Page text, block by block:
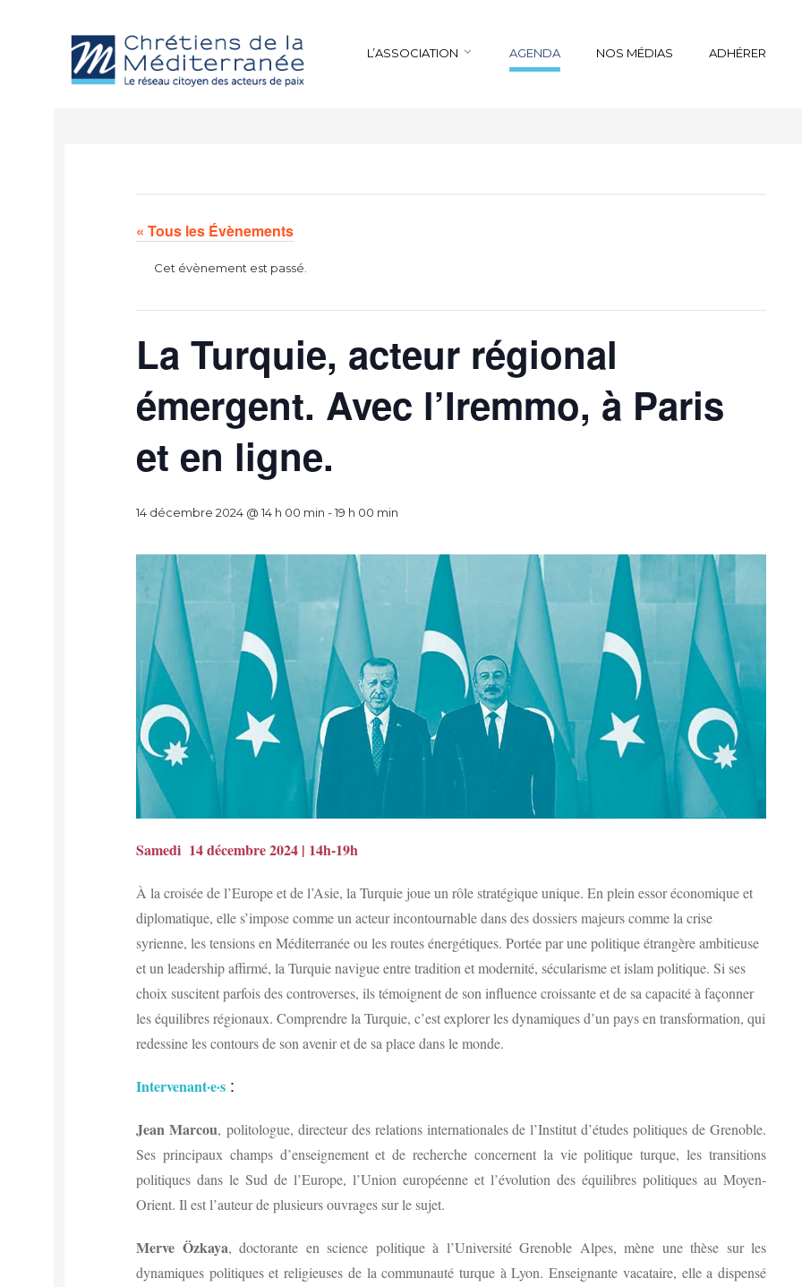
L’ASSOCIATION AGENDA NOS MÉDIAS ADHÉRER
« Tous les Évènements
Cet évènement est passé.
La Turquie, acteur régional
émergent. Avec l’Iremmo, à Paris
et en ligne.
14 décembre 2024 @ 14 h 00 min -19 h 00 min
Samedi 14 décembre 2024 | 14h-19h
À la croisée de l’Europe et de l’Asie, la Turquie joue un rôle stratégique unique. En plein essor économique et
diplomatique, elle s’impose comme un acteur incontournable dans des dossiers majeurs comme la crise
syrienne, les tensions en Méditerranée ou les routes énergétiques. Portée par une politique étrangère ambitieuse
et un leadership affirmé, la Turquie navigue entre tradition et modernité, sécularisme et islam politique. Si ses
choix suscitent parfois des controverses, ils témoignent de son influence croissante et de sa capacité à façonner
les équilibres régionaux. Comprendre la Turquie, c’est explorer les dynamiques d’un pays en transformation, qui
redessine les contours de son avenir et de sa place dans le monde.
Intervenant·e·s :
Jean Marcou, politologue, directeur des relations internationales de l’Institut d’études politiques de Grenoble.
Ses principaux champs d’enseignement et de recherche concernent la vie politique turque, les transitions
politiques dans le Sud de l’Europe, l’Union européenne et l’évolution des équilibres politiques au Moyen-
Orient. Il est l’auteur de plusieurs ouvrages sur le sujet.
Merve Özkaya, doctorante en science politique à l’Université Grenoble Alpes, mène une thèse sur les
dynamiques politiques et religieuses de la communauté turque à Lyon. Enseignante vacataire, elle a dispensé